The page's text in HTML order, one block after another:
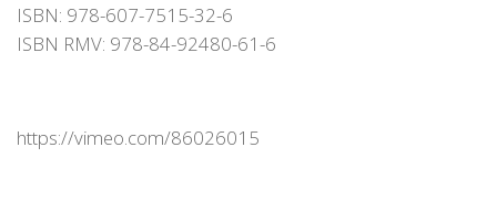
ISBN: 978-607-7515-32-6
ISBN RMV: 978-84-92480-61-6
https://vimeo.com/86026015